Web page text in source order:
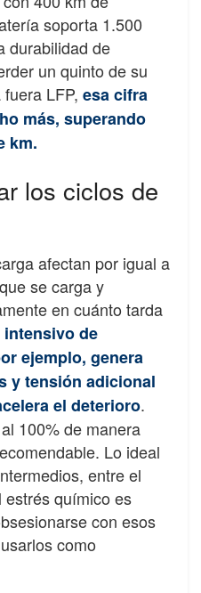
soporta 1.500
durabilidad de
un quinto de su
LFP, esa cifra
más, superando
km.
los ciclos de
afectan por igual a
se carga y
en cuánto tarda
intensivo de
ejemplo, genera
y tensión adicional
el deterioro.
100% de manera
Lo ideal
entre el
químico es
con esos
como